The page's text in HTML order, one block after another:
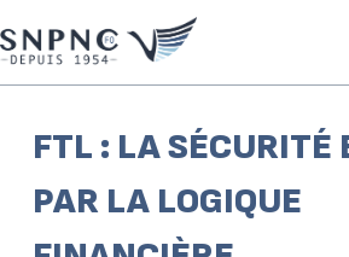
FTL : LA SÉCURITÉ
PAR LA LOGIQUE